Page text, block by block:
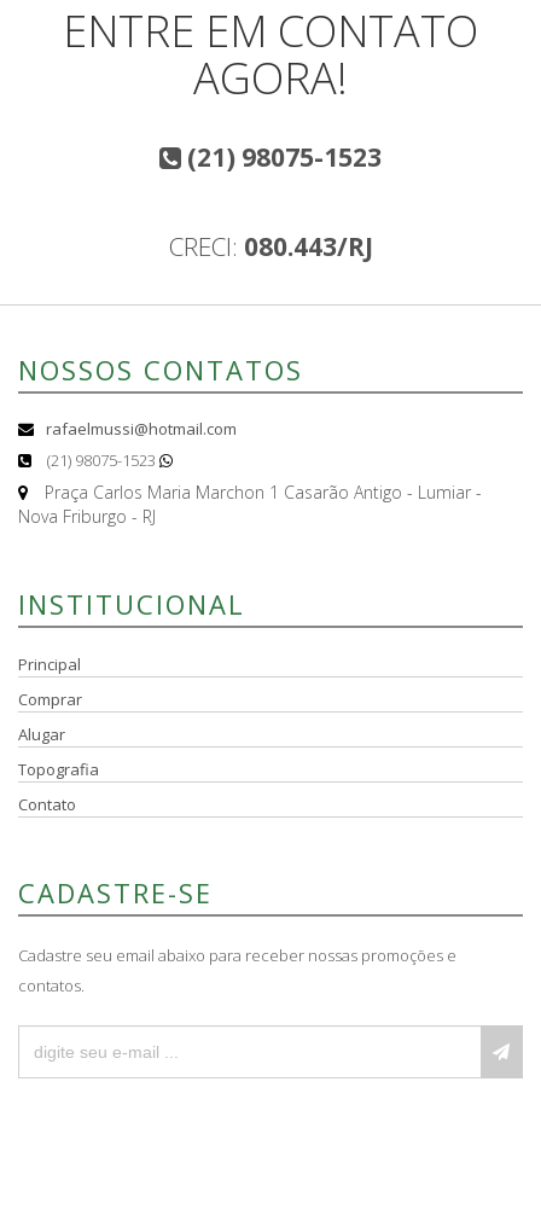
ENTRE EM CONTATO
AGORA!
(21) 98075-1523
CRECI: 080.443/RJ
NOSSOS CONTATOS
rafaelmussi@hotmail.com
(21) 98075-1523
Praça Carlos Maria Marchon 1 Casarão Antigo - Lumiar -
Nova Friburgo - RJ
INSTITUCIONAL
Principal
Comprar
Alugar
Topografia
Contato
CADASTRE-SE
Cadastre seu email abaixo para receber nossas promoções e
contatos.